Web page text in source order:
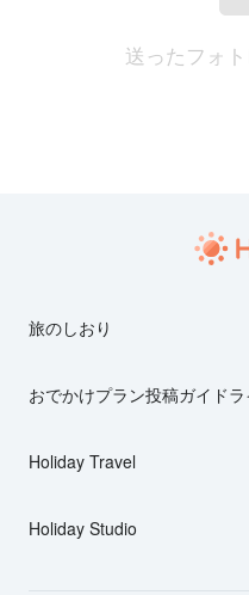
送ったフォ
旅のしおり
おでかけプラン投稿ガイドラ
Holiday Travel
Holiday Studio